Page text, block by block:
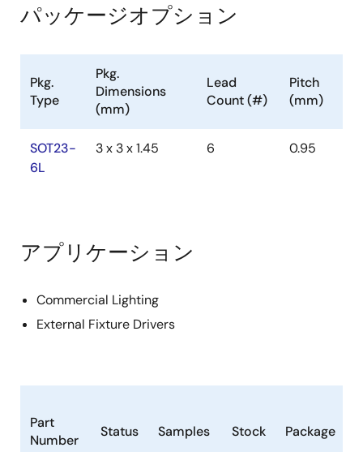
パッケージオプション
Pkg.
Type
Pkg.
Dimensions
(mm)
Lead
Count (#)
Pitch
(mm)
SOT23-
6L
3 x 3 x 1.45 6 0.95
アプリケーション
Commercial Lighting
External Fixture Drivers
Part
Number
Status Samples Stock Package